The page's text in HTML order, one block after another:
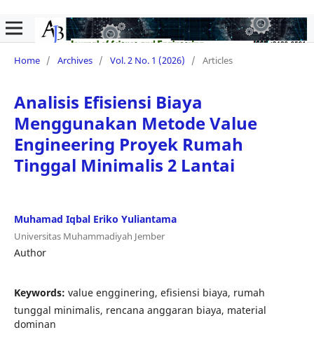
Home / Archives / Vol. 2 No. 1 (2026) / Articles
Analisis Efisiensi Biaya
Menggunakan Metode Value
Engineering Proyek Rumah
Tinggal Minimalis 2 Lantai
Muhamad Iqbal Eriko Yuliantama
Universitas Muhammadiyah Jember
Author
Keywords: value engginering, efisiensi biaya, rumah
tunggal minimalis, rencana anggaran biaya, material
dominan